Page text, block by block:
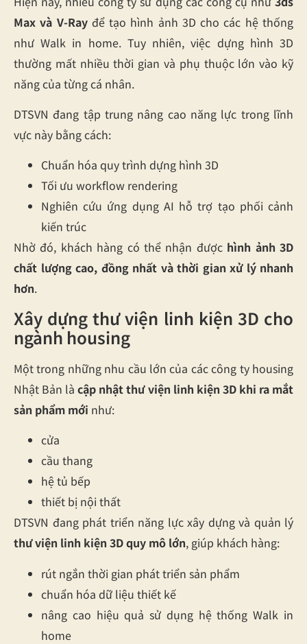
Max và V-Rayđể tạo hình ảnh 3D cho các hệ thống
như Walk in home. Tuy nhiên, việc dựng hình 3D
thường mất nhiều thời gian và phụ thuộc lớn vào kỹ
năng của từng cá nhân.
DTSVN đang tập trung nâng cao năng lực trong lĩnh
vực này bằng cách:
Chuẩn hóa quy trình dựng hình 3D
Tối ưu workflow rendering
Nghiên cứu ứng dụng AI hỗ trợ tạo phối cảnh
kiến trúc
Nhờ đó, khách hàng có thể nhận được hình ảnh 3D
chất lượng cao, đồng nhất và thời gian xử lý nhanh
hơn.
Xây dựng thư viện linh kiện 3D cho
ngành housing
Một trong những nhu cầu lớn của các công ty housing
Nhật Bản làcập nhật thư viện linh kiện 3D khi ra mắt
sản phẩm mới như:
cửa
cầu thang
hệ tủ bếp
thiết bị nội thất
DTSVN đang phát triển năng lực xây dựng và quản lý
thư viện linh kiện 3D quy mô lớn, giúp khách hàng:
rút ngắn thời gian phát triển sản phẩm
chuẩn hóa dữ liệu thiết kế
nâng cao hiệu quả sử dụng hệ thống Walk in
home